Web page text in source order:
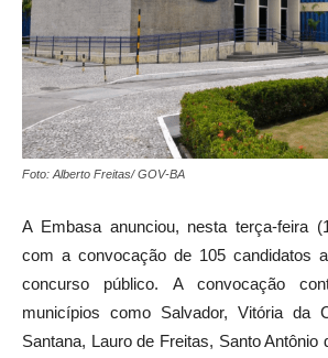
Foto: Alberto Freitas/ GOV-BA
A Embasa anunciou, nesta terça-feira
com a convocação de 105 candidatos
concurso público. A convocação
municípios como Salvador, Vitória da
Santana, Lauro de Freitas, Santo Antônio